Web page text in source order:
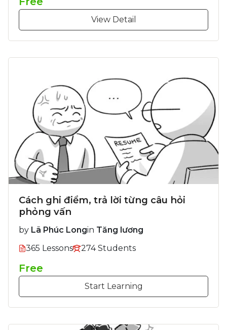
View Detail
Cách ghi điểm, trả lời từng câu hỏi
phỏng vấn
by Lã Phúc Longin Tăng lương
365 Lessons
274 Students
Free
Start Learning